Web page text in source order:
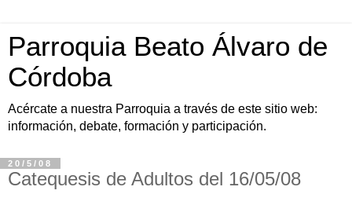
Parroquia Beato Álvaro de
Córdoba
Acércate a nuestra Parroquia a través de este sitio web:
información, debate, formación y participación.
20/5/08
Catequesis de Adultos del 16/05/08